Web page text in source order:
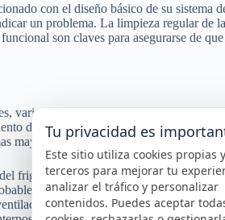
con el diseño básico de su sistema
un problema. La limpieza regular de
son claves para asegurarse de
varias razones podrían estar detrás de
de tu electrodoméstico, sino que
mayores.
frigorífico es crucial. Si está en un lugar
que los laterales se calienten.
adecuada.
Tu privacidad es
Este sitio utiliza cookies propias
terceros para mejorar tu
analizar el tráfico y personalizar
contenidos. Puedes aceptar